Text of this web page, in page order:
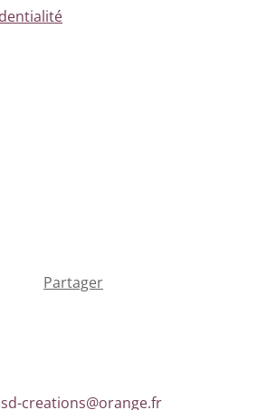
Partager
creations@orange.fr